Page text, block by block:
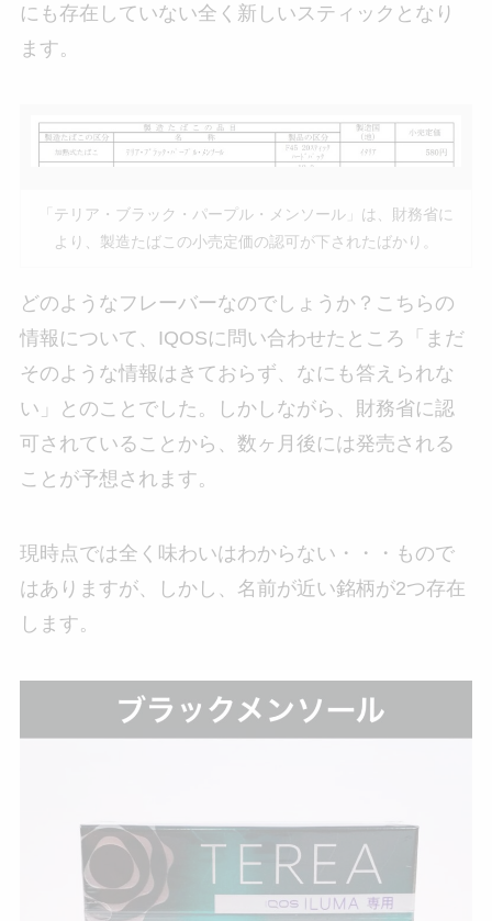
にも存在していない全く新しいスティックとなり
ます。
「テリア・ブラック・パープル・メンソール」は、財務省に
より、製造たばこの小売定価の認可が下されたばかり。
どのようなフレーバーなのでしょうか？こちらの
情報について、IQOSに問い合わせたところ「まだ
そのような情報はきておらず、なにも答えられな
い」とのことでした。しかしながら、財務省に認
可されていることから、数ヶ月後には発売される
ことが予想されます。
現時点では全く味わいはわからない・・・もので
はありますが、しかし、名前が近い銘柄が2つ存在
します。